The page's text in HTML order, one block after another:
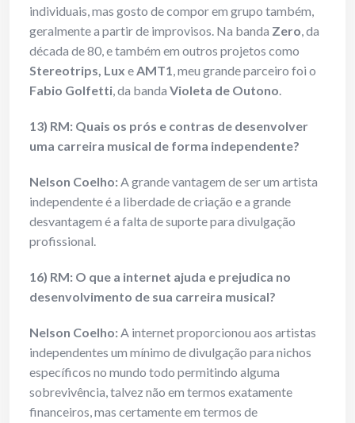
individuais, mas gosto de compor em grupo também,
geralmente a partir de improvisos. Na banda Zero, da
década de 80, e também em outros projetos como
Stereotrips, Lux eAMT1, meu grande parceiro foi o
Fabio Golfetti, da banda Violeta de Outono.
13) RM: Quais os prós e contras de desenvolver
uma carreira musical de forma independente?
Nelson Coelho:A grande vantagem de ser um artista
independente é a liberdade de criação e a grande
desvantagem é a falta de suporte para divulgação
profissional.
16) RM: O que a internet ajuda e prejudica no
desenvolvimento de sua carreira musical?
Nelson Coelho:A internet proporcionou aos artistas
independentes um mínimo de divulgação para nichos
específicos no mundo todo permitindo alguma
sobrevivência, talvez não em termos exatamente
financeiros, mas certamente em termos de